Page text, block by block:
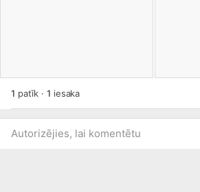
1 patīk ·1 iesaka
Autorizējies, lai komentētu